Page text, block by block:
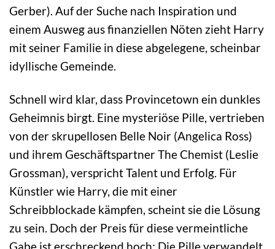
Gerber). Auf der Suche nach Inspiration und
einem Ausweg aus finanziellen Nöten zieht Harry
mit seiner Familie in diese abgelegene, scheinbar
idyllische Gemeinde.
Schnell wird klar, dass Provincetown ein dunkles
Geheimnis birgt. Eine mysteriöse Pille, vertrieben
von der skrupellosen Belle Noir (Angelica Ross)
und ihrem Geschäftspartner The Chemist (Leslie
Grossman), verspricht Talent und Erfolg. Für
Künstler wie Harry, die mit einer
Schreibblockade kämpfen, scheint sie die Lösung
zu sein. Doch der Preis für diese vermeintliche